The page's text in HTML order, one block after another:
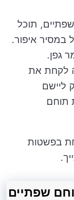
תוכל
במסיר איפור.
גפן.
לקחת את
ליישם
תוחם
בפשטות
שפתיים